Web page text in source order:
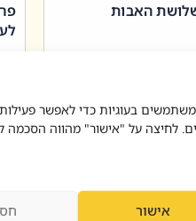
משתמשים בעוגיות כדי לאפשר
לחיצה על "אישור" מהווה הסכמה
אישור
האבות
כלים בשבת –
שכג